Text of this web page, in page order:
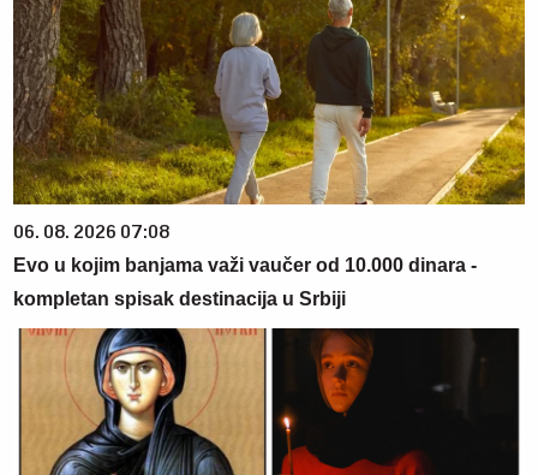
06. 08. 2026 07:08
Evo u kojim banjama važi vaučer od 10.000 dinara -
kompletan spisak destinacija u Srbiji